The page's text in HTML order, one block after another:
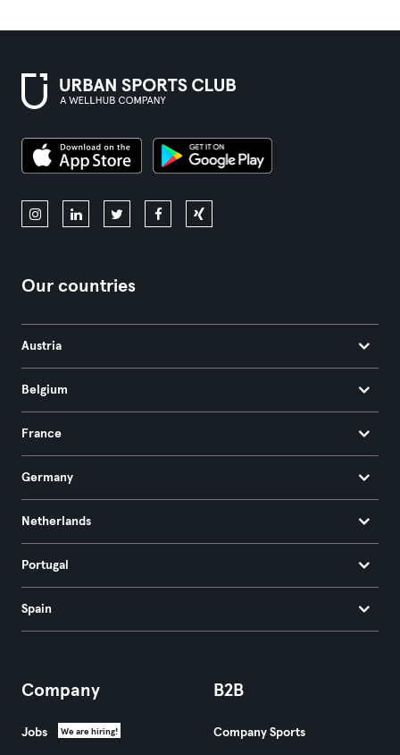
Our countries
Austria
Belgium
France
Germany
Netherlands
Portugal
Spain
Company
Jobs We are hiring!
B2B
Company Sports